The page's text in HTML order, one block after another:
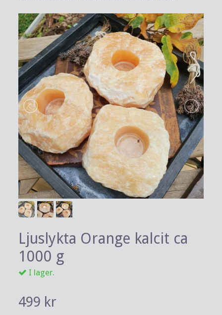
Ljuslykta Orange kalcit ca
1000 g
I lager.
499 kr